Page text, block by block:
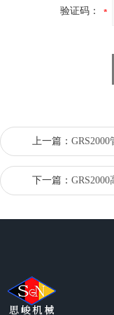
验证码：
上一篇：
下一篇：